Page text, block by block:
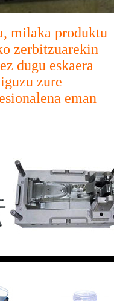
milaka produktu
zerbitzuarekin
dugu eskaera
zure
eman